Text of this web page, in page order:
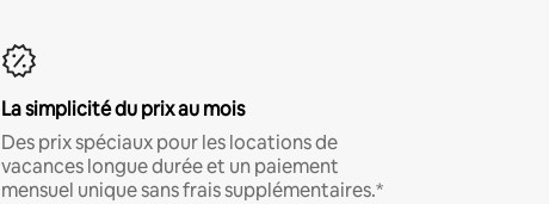
La simplicité du prix au mois
Des prix spéciaux pour les locations de
vacances longue durée et un paiement
mensuel unique sans frais supplémentaires.*